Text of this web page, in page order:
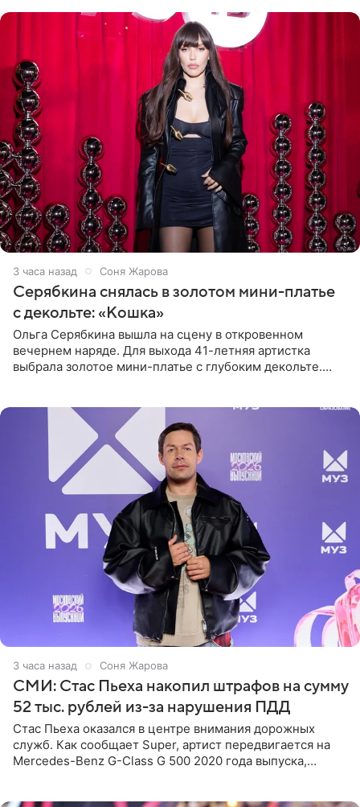
3 часа назад Соня Жарова
Серябкина снялась в золотом мини-платье
с декольте: «Кошка»
Ольга Серябкина вышла на сцену в откровенном
вечернем наряде. Для выхода 41-летняя артистка
выбрала золотое мини-платье с глубоким декольте.
3 часа назад Соня Жарова
СМИ: Стас Пьеха накопил штрафов на сумму
52 тыс. рублей из-за нарушения ПДД
Стас Пьеха оказался в центре внимания дорожных
служб. Как сообщает Super, артист передвигается на
Mercedes-Benz G-Class G 500 2020 года выпуска,